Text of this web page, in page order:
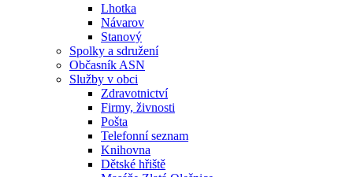
Lhotka
Návarov
Stanový
Spolky a sdružení
Občasník ASN
Služby v obci
Zdravotnictví
Firmy, živnosti
Pošta
Telefonní seznam
Knihovna
Dětské hřiště